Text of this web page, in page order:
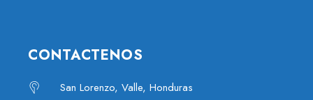
CONTACTENOS
San Lorenzo, Valle, Honduras